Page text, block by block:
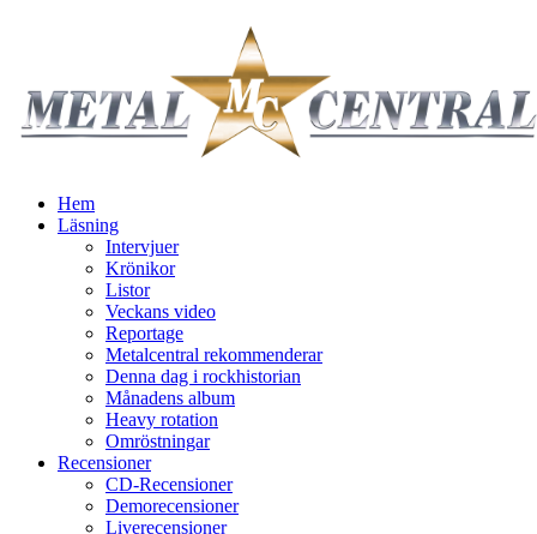
Hem
Läsning
Intervjuer
Krönikor
Listor
Veckans video
Reportage
Metalcentral rekommenderar
Denna dag i rockhistorian
Månadens album
Heavy rotation
Omröstningar
Recensioner
CD-Recensioner
Demorecensioner
Liverecensioner